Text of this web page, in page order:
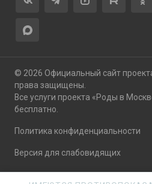
© 2026 Официальный сайт
права защищены.
Все услуги проекта «Роды в
бесплатно.
Политика конфиденциальности
Версия для слабовидящих